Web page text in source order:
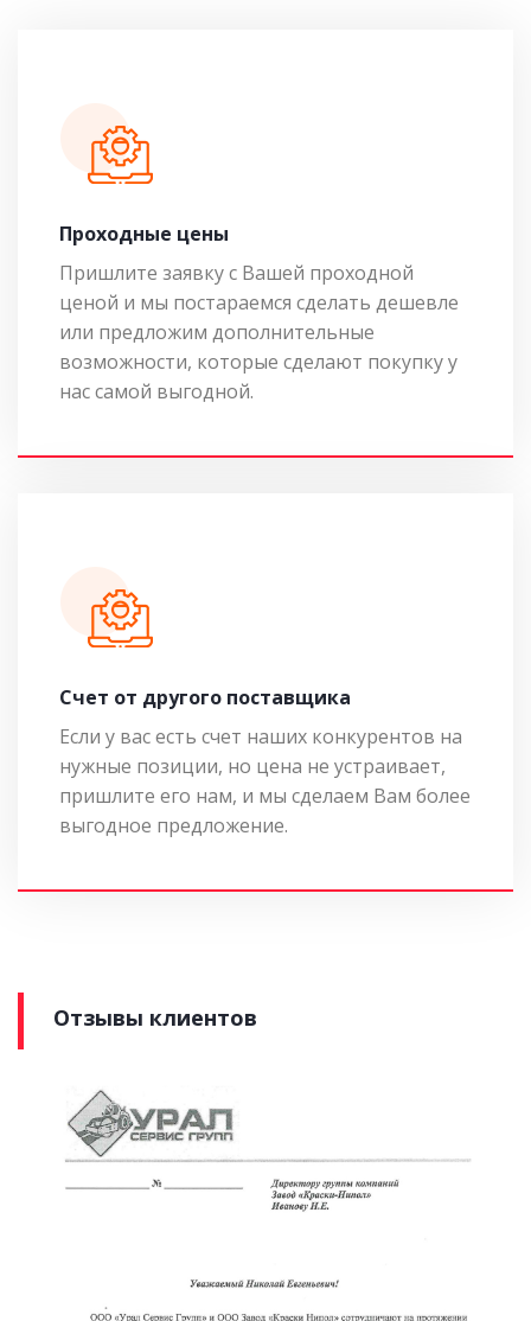
Проходные цены
Пришлите заявку с Вашей проходной
ценой и мы постараемся сделать дешевле
или предложим дополнительные
возможности, которые сделают покупку у
нас самой выгодной.
Cчет от другого поставщика
Если у вас есть счет наших конкурентов на
нужные позиции, но цена не устраивает,
пришлите его нам, и мы сделаем Вам более
выгодное предложение.
Отзывы клиентов